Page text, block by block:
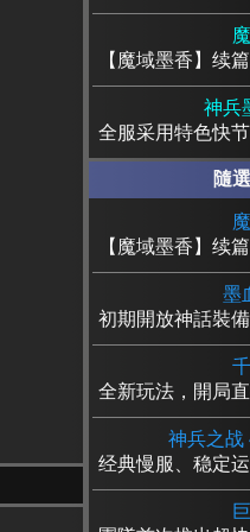
【魔域墨香】续
神兵
全服采用特色快
隨
【魔域墨香】续
墨
初期開放神話裝
全新玩法，開局
神兵之战
经典慢服、稳定